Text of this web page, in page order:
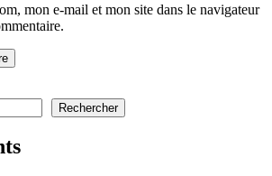
mon e-mail et mon site dans le navigateur
Rechercher